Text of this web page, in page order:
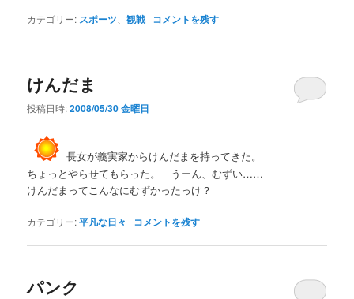
カテゴリー: スポーツ 、観戦 | コメントを残す
けんだま
投稿日時:2008/05/30 金曜日
長女が義実家からけんだまを持ってきた。
ちょっとやらせてもらった。 うーん、むずい……
けんだまってこんなにむずかったっけ？
カテゴリー:平凡な日々 | コメントを残す
パンク